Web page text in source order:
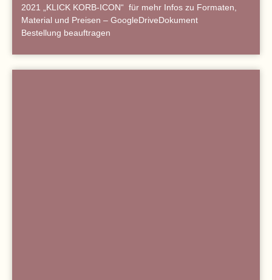
2021 „KLICK KORB-ICON“ für mehr Infos zu Formaten,
Material und Preisen – GoogleDriveDokument
Bestellung beauftragen